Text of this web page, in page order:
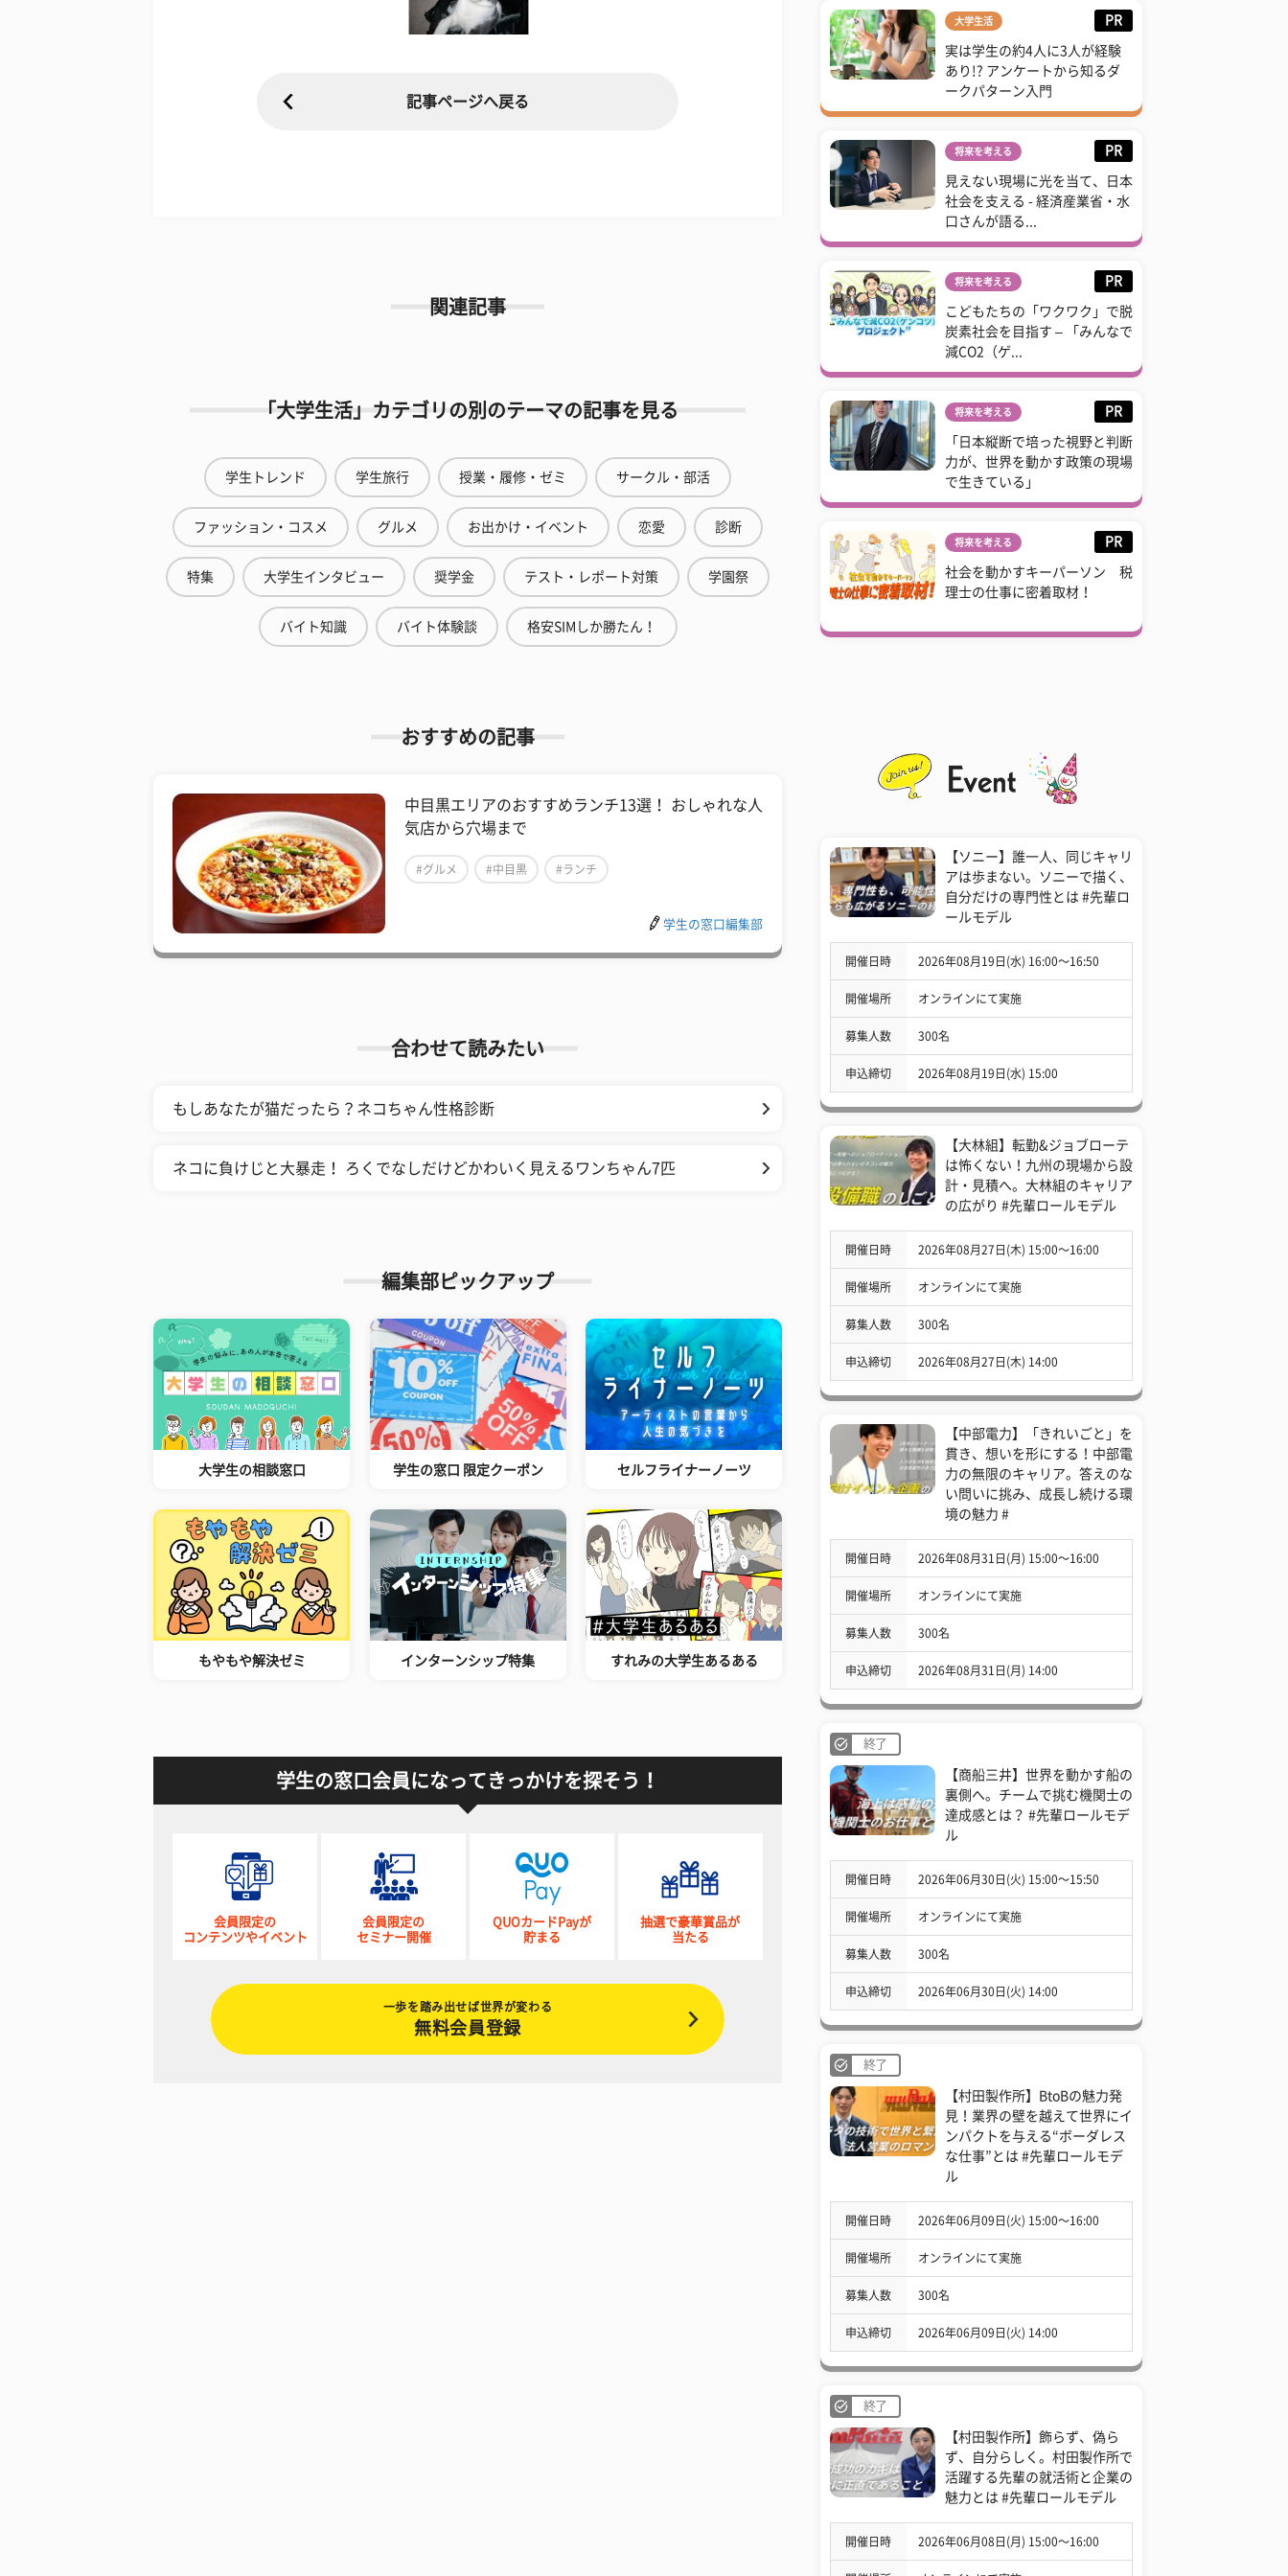
記事ページへ戻る
関連記事
「大学生活」カテゴリの別のテーマの記事を見る
学生トレンド 学生旅行 授業・履修・ゼミ サークル・部活
ファッション・コスメ グルメ お出かけ・イベント 恋愛 診断
特集 大学生インタビュー 奨学金 テスト・レポート対策 学園祭
バイト知識 バイト体験談 格安SIMしか勝たん！
おすすめの記事
中目黒エリアのおすすめランチ13選！ おしゃれな人
気店から穴場まで
#グルメ #中目黒 #ランチ
学生の窓口編集部
合わせて読みたい
もしあなたが猫だったら？ネコちゃん性格診断
ネコに負けじと大暴走！ ろくでなしだけどかわいく見えるワンちゃん7匹
編集部ピックアップ
大学生の相談窓口 学生の窓口 限定クーポン セルフライナーノーツ
もやもや解決ゼミ インターンシップ特集 すれみの大学生あるある
学生の窓口会員になってきっかけを探そう！
会員限定の
コンテンツやイベント
会員限定の
セミナー開催
QUOカードPayが
貯まる
抽選で豪華賞品が
当たる
一歩を踏み出せば世界が変わる
無料会員登録
大学生活 PR
実は学生の約4人に3人が経験
あり!? アンケートから知るダ
ークパターン入門
将来を考える PR
見えない現場に光を当て、日本
社会を支える - 経済産業省・水
口さんが語る...
将来を考える PR
こどもたちの「ワクワク」で脱
炭素社会を目指す – 「みんなで
減CO2（ゲ...
将来を考える PR
「日本縦断で培った視野と判断
力が、世界を動かす政策の現場
で生きている」
将来を考える PR
社会を動かすキーパーソン 税
理士の仕事に密着取材！
【ソニー】誰一人、同じキャリ
アは歩まない。ソニーで描く、
自分だけの専門性とは #先輩ロ
ールモデル
開催日時 2026年08月19日(水) 16:00〜16:50
開催場所 オンラインにて実施
募集人数 300名
申込締切 2026年08月19日(水) 15:00
【大林組】転勤&ジョブローテ
は怖くない！九州の現場から設
計・見積へ。大林組のキャリア
の広がり #先輩ロールモデル
開催日時 2026年08月27日(木) 15:00〜16:00
開催場所 オンラインにて実施
募集人数 300名
申込締切 2026年08月27日(木) 14:00
【中部電力】「きれいごと」を
貫き、想いを形にする！中部電
力の無限のキャリア。答えのな
い問いに挑み、成長し続ける環
境の魅力 #
開催日時 2026年08月31日(月) 15:00〜16:00
開催場所 オンラインにて実施
募集人数 300名
申込締切 2026年08月31日(月) 14:00
終了
【商船三井】世界を動かす船の
裏側へ。チームで挑む機関士の
達成感とは？ #先輩ロールモデ
ル
開催日時 2026年06月30日(火) 15:00〜15:50
開催場所 オンラインにて実施
募集人数 300名
申込締切 2026年06月30日(火) 14:00
終了
【村田製作所】BtoBの魅力発
見！業界の壁を越えて世界にイ
ンパクトを与える“ボーダレス
な仕事”とは #先輩ロールモデ
ル
開催日時 2026年06月09日(火) 15:00〜16:00
開催場所 オンラインにて実施
募集人数 300名
申込締切 2026年06月09日(火) 14:00
終了
【村田製作所】飾らず、偽ら
ず、自分らしく。村田製作所で
活躍する先輩の就活術と企業の
魅力とは #先輩ロールモデル
開催日時 2026年06月08日(月) 15:00〜16:00